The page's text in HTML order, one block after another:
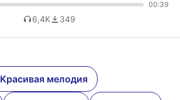
00:39
6,4K 349
Красивая мелодия